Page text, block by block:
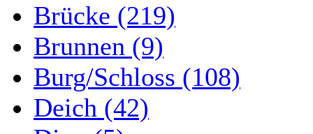
Brücke (219)
Brunnen (9)
Burg/Schloss (108)
Deich (42)